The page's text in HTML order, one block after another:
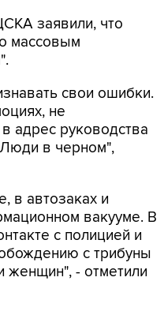
заявили, что
массовым
свои ошибки.
не
адрес руководства
в черном",
в автозаках и
вакууме. В
с полицией и
с трибуны
женщин", - отметили